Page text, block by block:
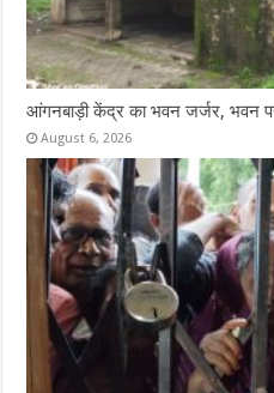
आंगनबाड़ी केंद्र का भवन जर्जर, भवन
August 6, 2026